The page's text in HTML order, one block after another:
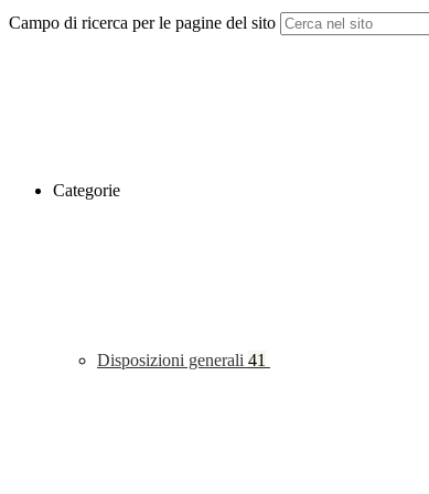
Campo di ricerca per le pagine del sito
Categorie
Disposizioni generali 41